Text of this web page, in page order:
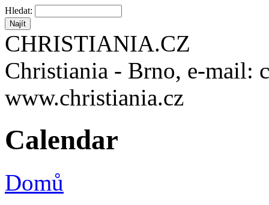
Hledat:
CHRISTIANIA.CZ
Christiania - Brno, e-mail:
www.christiania.cz
Calendar
Domů